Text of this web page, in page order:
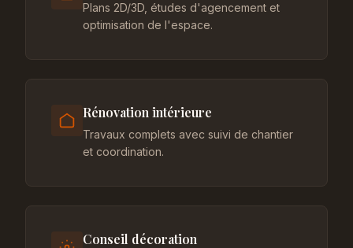
Plans 2D/3D, études d'agencement et
optimisation de l'espace.
Rénovation intérieure
Travaux complets avec suivi de chantier
et coordination.
Conseil décoration